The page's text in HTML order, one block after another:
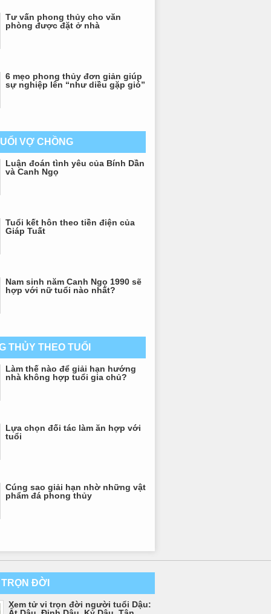
Tư vấn phong thủy cho văn
phòng được đặt ở nhà
6 mẹo phong thủy đơn giản giúp
sự nghiệp lên “như diều gặp gió”
VỢ CHỒNG
Luận đoán tình yêu của Bính Dần
và Canh Ngọ
Tuổi kết hôn theo tiền điện của
Giáp Tuất
Nam sinh năm Canh Ngọ 1990 sẽ
hợp với nữ tuổi nào nhất?
THỦY THEO TUỔI
Làm thế nào để giải hạn hướng
nhà không hợp tuổi gia chủ?
Lựa chọn đối tác làm ăn hợp với
tuổi
Cúng sao giải hạn nhờ những vật
phẩm đá phong thủy
ĐỜI
Xem tử vi trọn đời người tuổi Dậu: